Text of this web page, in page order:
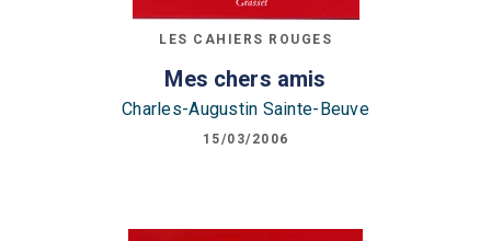
LES CAHIERS ROUGES
Mes chers amis
Charles-Augustin Sainte-Beuve
15/03/2006